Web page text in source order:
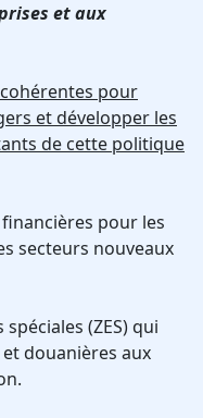
et aux
pour
et développer les
de cette politique
pour les
secteurs nouveaux
(ZES) qui
douanières aux